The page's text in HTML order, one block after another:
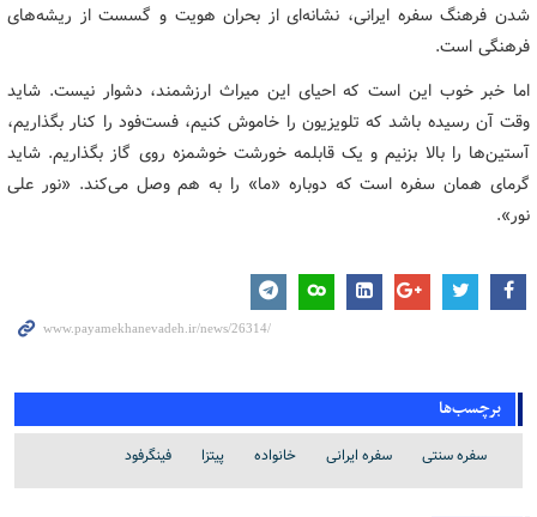
شدن فرهنگ سفره ایرانی، نشانه‌ای از بحران هویت و گسست از ریشه‌های
فرهنگی است.
اما خبر خوب این است که احیای این میراث ارزشمند، دشوار نیست. شاید
وقت آن رسیده باشد که تلویزیون را خاموش کنیم، فست‌فود را کنار بگذاریم،
آستین‌ها را بالا بزنیم و یک قابلمه خورشت خوشمزه روی گاز بگذاریم. شاید
گرمای همان سفره است که دوباره «ما» را به هم وصل می‌کند. «نور علی
نور».
برچسب‌ها
سفره سنتی سفره ایرانی خانواده پیتزا فینگرفود